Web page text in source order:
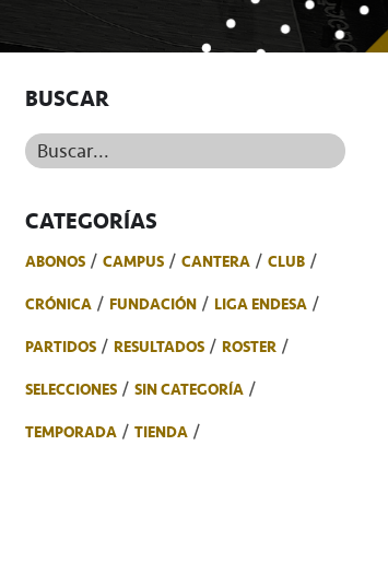
BUSCAR
Buscar...
CATEGORÍAS
ABONOS CAMPUS CANTERA
CLUB
CRÓNICA
FUNDACIÓN
LIGA ENDESA
PARTIDOS
RESULTADOS
ROSTER
SELECCIONES
SIN CATEGORÍA
TEMPORADA
TIENDA